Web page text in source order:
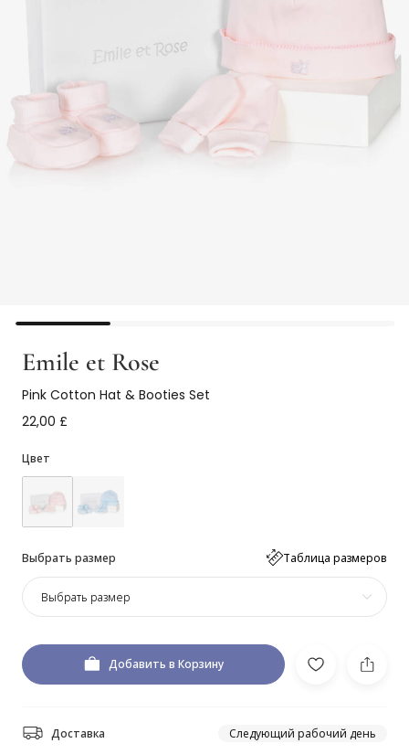
Emile et Rose
Pink Cotton Hat & Booties Set
22,00 £
Цвет
Выбрать размер Таблица размеров
Выбрать размер
Добавить в Корзину
Доставка Следующий рабочий день